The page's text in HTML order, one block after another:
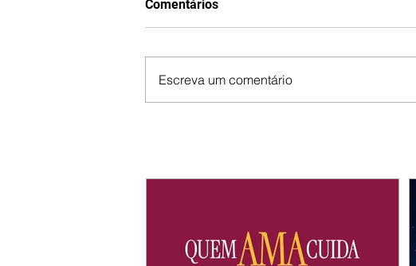
Comentários
Escreva um comentário